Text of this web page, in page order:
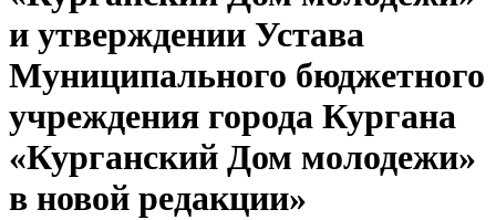
и утверждении Устава
Муниципального бюджетного
учреждения города Кургана
«Курганский Дом молодежи»
в новой редакции»